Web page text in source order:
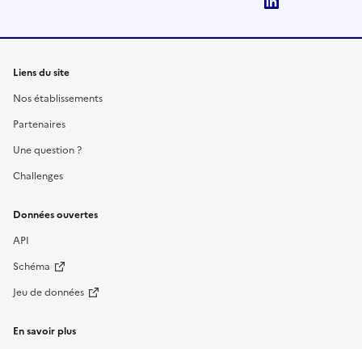
Liens du site
Nos établissements
Partenaires
Une question ?
Challenges
Données ouvertes
API
Schéma
Jeu de données
En savoir plus